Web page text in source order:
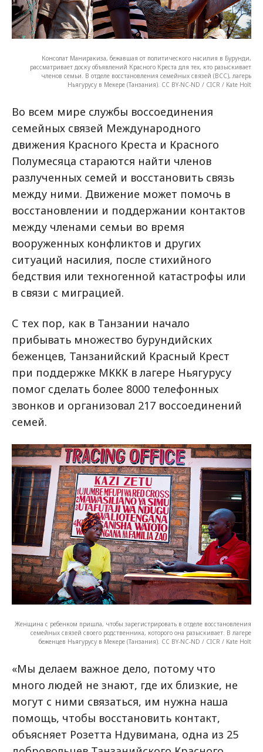
Консолат Маниракиза, бежавшая от политического насилия в Бурунди,
рассматривает доску объявлений Красного Креста для тех, кто разыскивает
членов семьи. В отделе восстановления семейных связей (ВСС), лагерь
Ньягурусу в Мекере (Танзания). CC BY-NC-ND / CICR / Kate Holt
Во всем мире службы воссоединения
семейных связей Международного
движения Красного Креста и Красного
Полумесяца стараются найти членов
разлученных семей и восстановить связь
между ними. Движение может помочь в
восстановлении и поддержании контактов
между членами семьи во время
вооруженных конфликтов и других
ситуаций насилия, после стихийного
бедствия или техногенной катастрофы или
в связи с миграцией.
С тех пор, как в Танзании начало
прибывать множество бурундийских
беженцев, Танзанийский Красный Крест
при поддержке МККК в лагере Ньягурусу
помог сделать более 8000 телефонных
звонков и организовал 217 воссоединений
семей.
Женщина с ребенком пришла, чтобы зарегистрировать в отделе восстановления
семейных связей своего родственника, которого она разыскивает. В лагере
беженцев Ньягурусу в Мекере (Танзания). CC BY-NC-ND / CICR / Kate Holt
«Мы делаем важное дело, потому что
много людей не знают, где их близкие, не
могут с ними связаться, им нужна наша
помощь, чтобы восстановить контакт,
объясняет Розетта Ндувимана, одна из 25